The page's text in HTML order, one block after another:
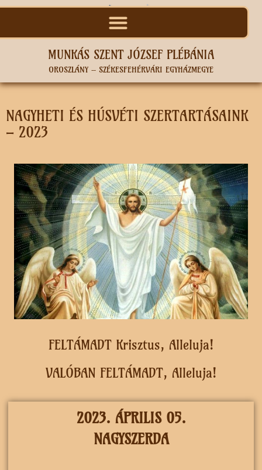
MUNKÁS SZENT JÓZSEF PLÉBÁNIA
OROSZLÁNY – SZÉKESFEHÉRVÁRI EGYHÁZMEGYE
NAGYHETI ÉS HÚSVÉTI SZERTARTÁSAINK
– 2023
FELTÁMADT Krisztus, Alleluja!
VALÓBAN FELTÁMADT, Alleluja!
2023. ÁPRILIS 05.
NAGYSZERDA